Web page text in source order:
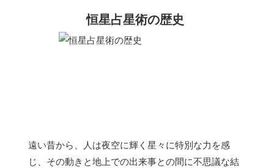
恒星占星術の歴史
遠い昔から、人は夜空に輝く星々に特別な力を感
じ、その動きと地上での出来事との間に不思議な結